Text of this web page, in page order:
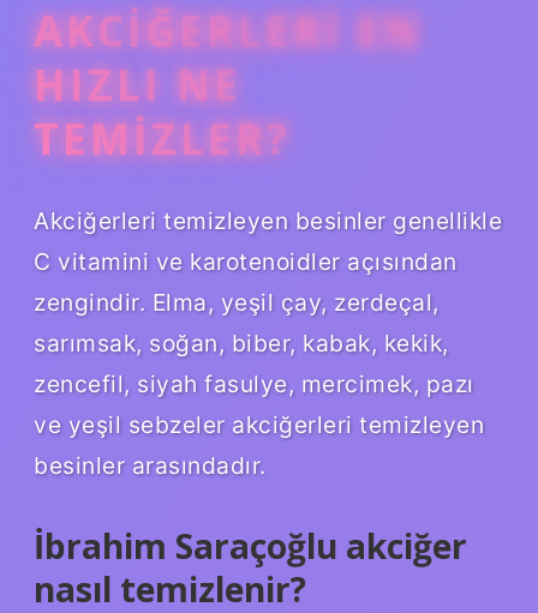
AKCIĞERLERI EN
HIZLI NE
TEMIZLER?
Akciğerleri temizleyen besinler genellikle
C vitamini ve karotenoidler açısından
zengindir. Elma, yeşil çay, zerdeçal,
sarımsak, soğan, biber, kabak, kekik,
zencefil, siyah fasulye, mercimek, pazı
ve yeşil sebzeler akciğerleri temizleyen
besinler arasındadır.
İbrahim Saraçoğlu akciğer
nasıl temizlenir?